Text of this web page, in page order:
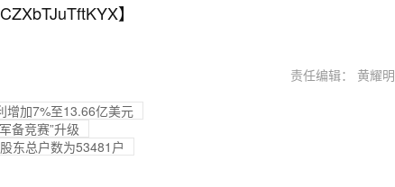
】
责任编辑： 黄耀明
增加7%至13.66亿美元
备竞赛”升级
东总户数为53481户